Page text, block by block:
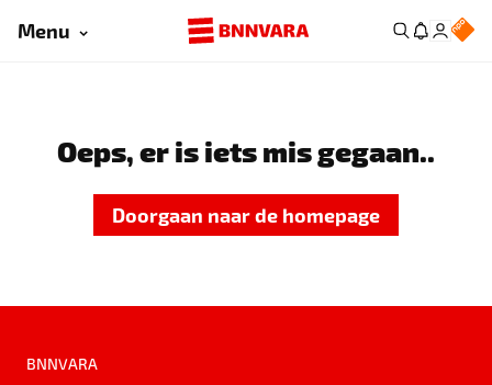
Menu
Oeps, er is iets mis gegaan..
Doorgaan naar de homepage
BNNVARA